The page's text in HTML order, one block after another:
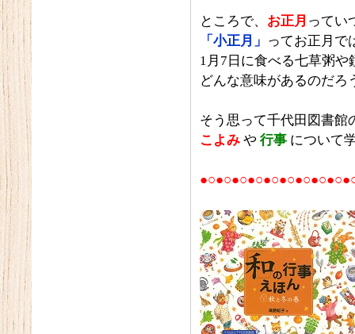
ところで、 お正月 ってい
「小正月」 ってお正月で
1月7日に食べる七草粥や
どんな意味があるのだろ
そう思って千代田図書館
こよみ や 行事 について